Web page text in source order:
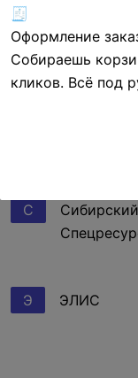
T
TEKO
Tiandy
С
Э ЭЛИС
🧾
Оформление
Собираешь
кликов. Всё под